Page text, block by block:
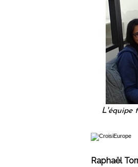
L'équipe
Raphaël